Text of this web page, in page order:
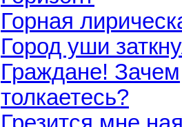
Горная
Город уши
Граждане! Зачем
толкаетесь?